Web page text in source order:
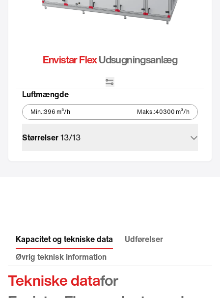
Envistar FlexUdsugningsanlæg
Luftmængde
Min.:396 m³/h Maks.:40300 m³/h
Størrelser13/13
Kapacitet og tekniske data
Udførelser
Øvrig teknisk information
Tekniske datafor